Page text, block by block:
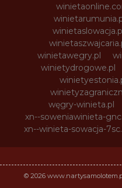
winietawegry.pl
winietydrogowe.pl
węgry-winieta.pl
xn--soweniawinieta-
xn--winieta-sowacja-
© 2026